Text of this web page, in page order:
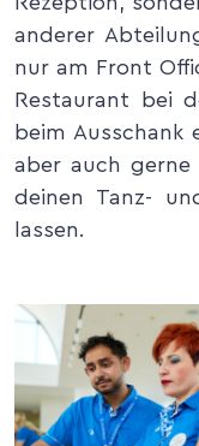
anderer
nur am Front
Restaurant bei
beim Ausschank
aber auch gerne
deinen Tanz-
lassen.